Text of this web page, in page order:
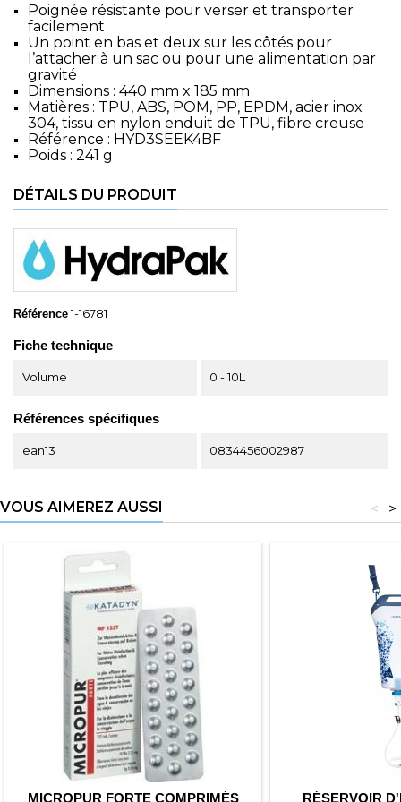
Poignée résistante pour verser et transporter
facilement
Un point en bas et deux sur les côtés pour
l’attacher à un sac ou pour une alimentation par
gravité
Dimensions : 440 mm x 185 mm
Matières : TPU, ABS, POM, PP, EPDM, acier inox
304, tissu en nylon enduit de TPU, fibre creuse
Référence : HYD3SEEK4BF
Poids : 241 g
DÉTAILS DU PRODUIT
Référence 1-16781
Fiche technique
Volume 0 - 10L
Références spécifiques
ean13 0834456002987
VOUS AIMEREZ AUSSI >
<
MICROPUR FORTE COMPRIMÉS
RÉSERVOIR